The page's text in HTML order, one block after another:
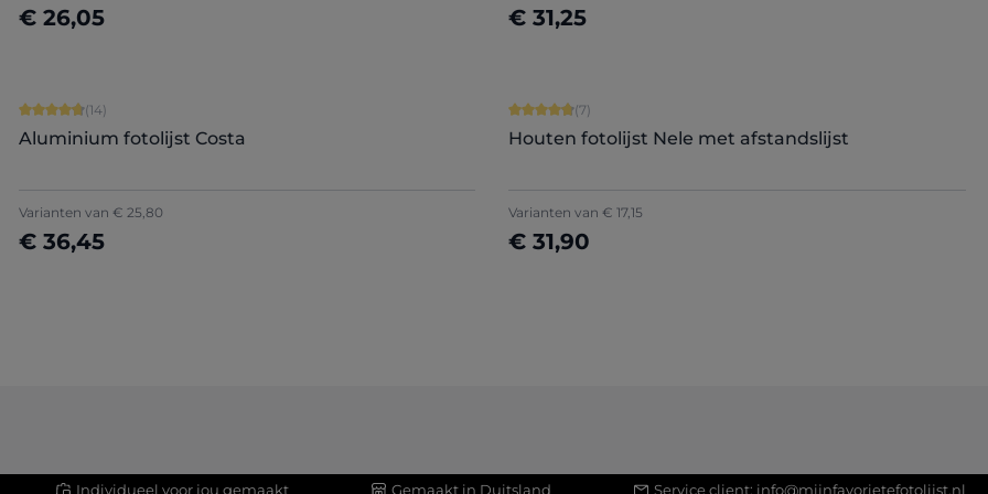
€ 26,05
Nu configureren € 31,25
Nu configureren
Gemiddelde waardering van 4.86 van 5 sterren
(14)
Aluminium fotolijst Costa
Varianten van € 25,80
€ 36,45
Nu configureren
Gemiddelde waardering van 4.71 van 5 sterren
(7)
Houten fotolijst Nele met afstandslijst
Varianten van € 17,15
€ 31,90
Nu configureren
Individueel voor jou gemaakt Gemaakt in Duitsland Service client: info@mijnfavorietefotolijst.nl